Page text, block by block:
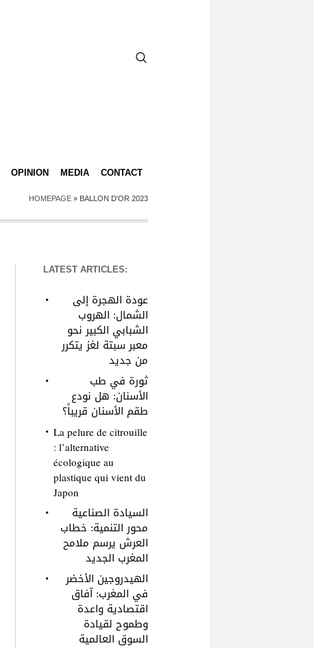
OPINION MEDIA CONTACT
HOMEPAGE » BALLON D'OR 2023
LATEST ARTICLES:
عودة الهجرة إلى
الشمال: الهروب
الشبابي الكبير نحو
معبر سبتة لغز يتكرر
من جديد
ثورة في طب
الأسنان: هل نودع
طقم الأسنان قريباً؟
La pelure de citrouille
: l’alternative
écologique au
plastique qui vient du
Japon
السيادة الصناعية
محور التنمية: خطاب
العرش يرسم ملامح
المغرب الجديد
الهيدروجين الأخضر
في المغرب: آفاق
اقتصادية واعدة
وطموح لقيادة
السوق العالمية